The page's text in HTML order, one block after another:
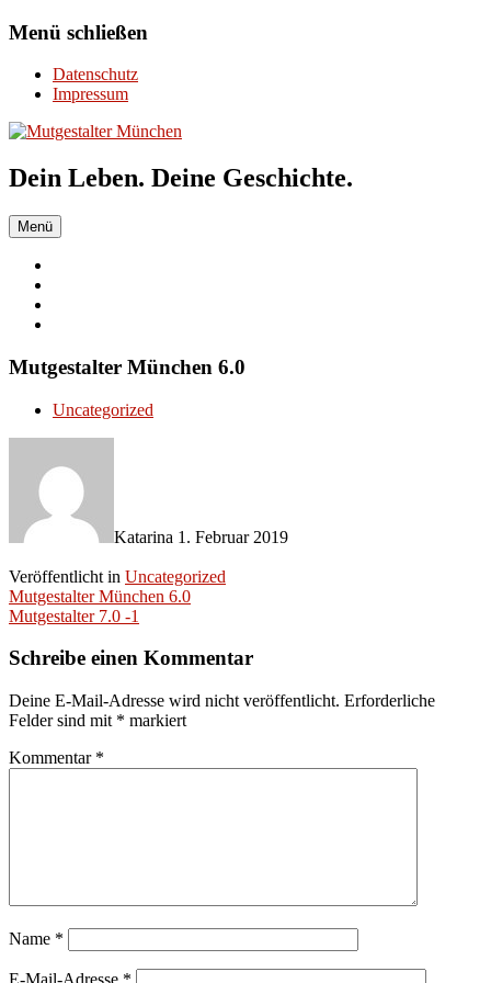
Zum
springen
Menü schließen
Datenschutz
Impressum
Dein Leben. Deine Geschichte.
Menü
Mutgestalter München 6.0
Uncategorized
Katarina 1. Februar 2019
Veröffentlicht in Uncategorized
Artikel-
Navigation
Mutgestalter München 6.0
Mutgestalter 7.0 -1
Schreibe einen Kommentar
Deine E-Mail-Adresse wird nicht veröffentlicht. Erforderliche
Felder sind mit * markiert
Kommentar *
Name *